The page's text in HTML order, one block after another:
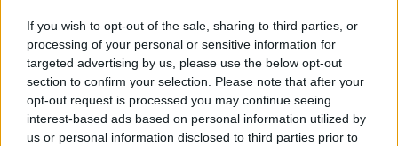
If you wish to opt-out of the sale, sharing to third parties, or
processing of your personal or sensitive information for
targeted advertising by us, please use the below opt-out
section to confirm your selection. Please note that after your
opt-out request is processed you may continue seeing
interest-based ads based on personal information utilized by
us or personal information disclosed to third parties prior to
Filippo Inzaghi (getty)
Filippo Inzaghi nel post-partita di
Spezia-Benevento